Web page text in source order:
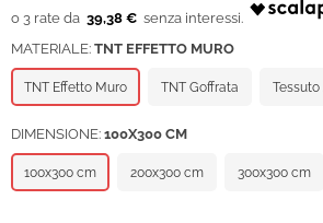
39,38 €
MATERIALE: TNT EFFETTO MURO
TNT Effetto Muro TNT Goffrata
DIMENSIONE: 100X300 CM
100x300 cm 200x300 cm 300x300 cm